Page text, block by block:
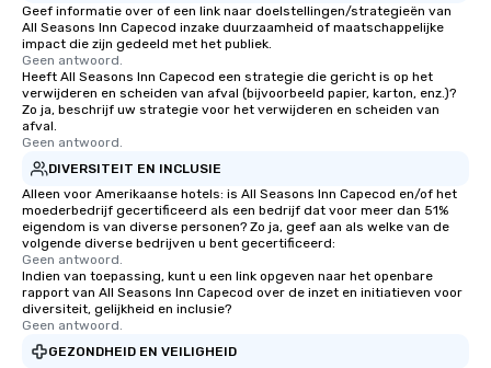
style—our workshops
you're looking to
team, celebrate
customized to your
will walk away
workplace. *** Let's create Magic
Together! *** Contact
Geef informatie over of een link naar doelstellingen/strategieën van
All Seasons Inn Capecod inzake duurzaamheid of maatschappelijke
impact die zijn gedeeld met het publiek.
Geen antwoord.
Heeft All Seasons Inn Capecod een strategie die gericht is op het
verwijderen en scheiden van afval (bijvoorbeeld papier, karton, enz.)?
Zo ja, beschrijf uw strategie voor het verwijderen en scheiden van
afval.
Geen antwoord.
DIVERSITEIT EN INCLUSIE
Alleen voor Amerikaanse hotels: is All Seasons Inn Capecod en/of het
moederbedrijf gecertificeerd als een bedrijf dat voor meer dan 51%
eigendom is van diverse personen? Zo ja, geef aan als welke van de
volgende diverse bedrijven u bent gecertificeerd:
Geen antwoord.
Indien van toepassing, kunt u een link opgeven naar het openbare
rapport van All Seasons Inn Capecod over de inzet en initiatieven voor
diversiteit, gelijkheid en inclusie?
Geen antwoord.
GEZONDHEID EN VEILIGHEID